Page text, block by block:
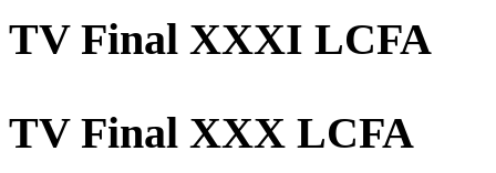
TV Final XXXI LCFA
TV Final XXX LCFA